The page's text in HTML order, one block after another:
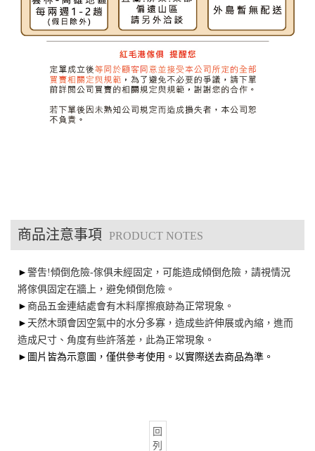
商品注意事項 PRODUCT NOTES
► 警吿!傾倒危險-傢俱未經固定，可能造成傾倒危險，請視情況
將傢俱固定在牆上，避免傾倒危險。
► 商品五金連結處會有木料摩擦痕跡為正常現象。
► 天然木頭會因空氣中的水分多寡，造成些許伸展或內縮，進而
造成尺寸、角度有些許落差，此為正常現象。
►圖片皆為示意圖，僅供參考使用。以實際送去商品為準。
回
列